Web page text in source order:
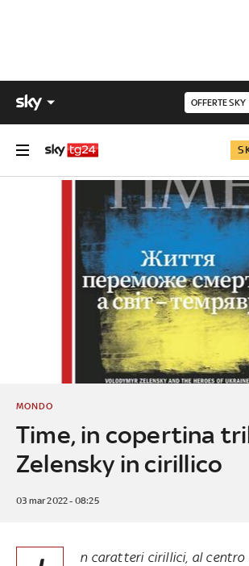
OFFERTE SKY
Time, in copertina
Zelensky in cirillico
MONDO
03 mar 2022 - 08:25
n caratteri cirillici, al centro